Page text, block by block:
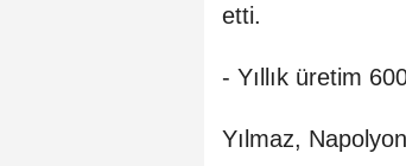
etti.
- Yıllık üretim
Yılmaz,